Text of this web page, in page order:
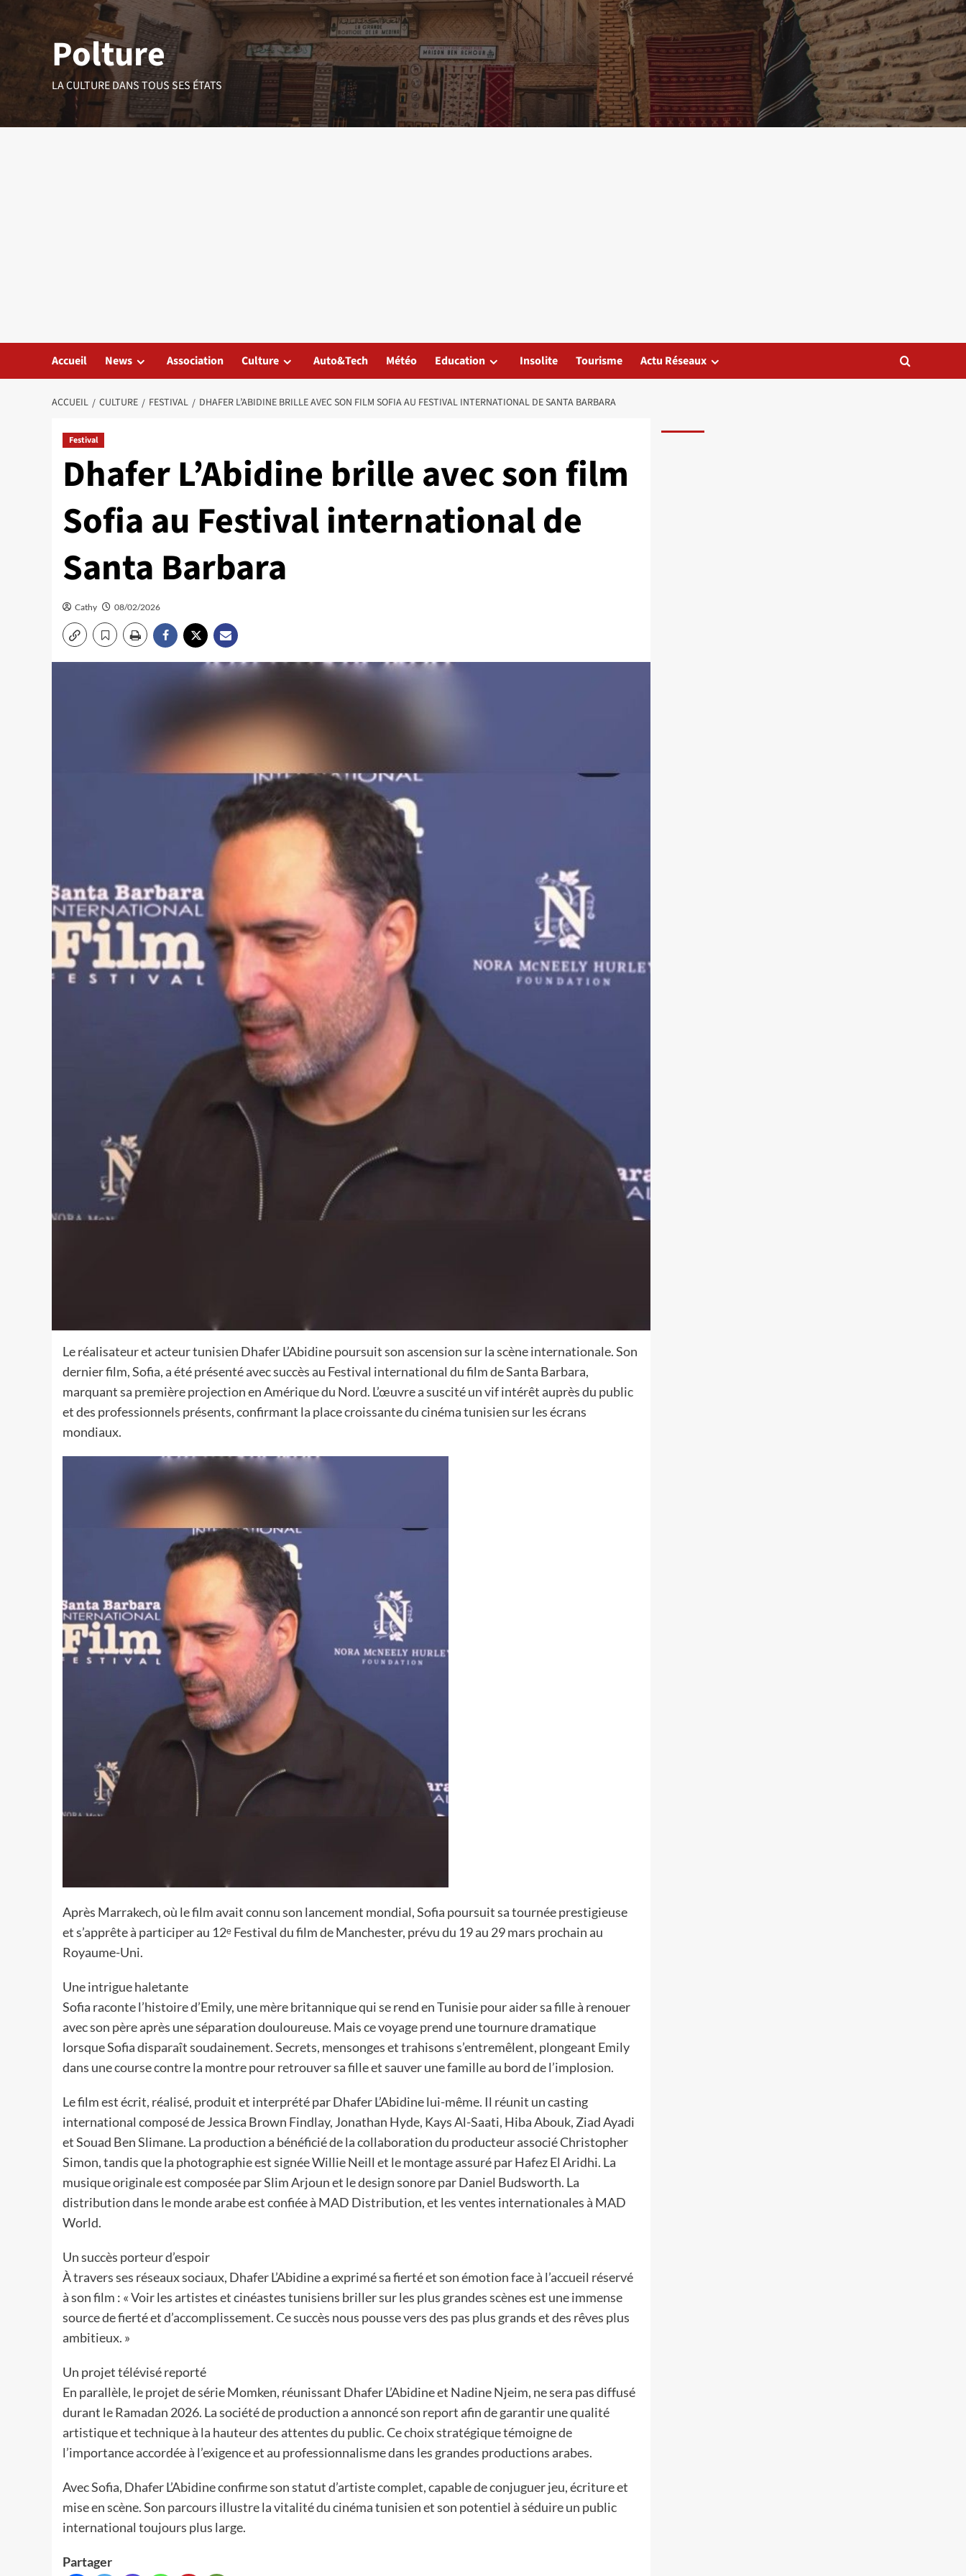
Polture
LA CULTURE DANS TOUS SES ÉTATS
Accueil News Association Culture Auto&Tech Météo Education Insolite Tourisme Actu Réseaux
ACCUEIL CULTURE FESTIVAL DHAFER L’ABIDINE BRILLE AVEC SON FILM SOFIA AU FESTIVAL INTERNATIONAL DE SANTA BARBARA
Festival
Dhafer L’Abidine brille avec son film
Sofia au Festival international de
Santa Barbara
Cathy 08/02/2026
Le réalisateur et acteur tunisien Dhafer L’Abidine poursuit son ascension sur la scène internationale. Son
dernier film, Sofia, a été présenté avec succès au Festival international du film de Santa Barbara,
marquant sa première projection en Amérique du Nord. L’œuvre a suscité un vif intérêt auprès du public
et des professionnels présents, confirmant la place croissante du cinéma tunisien sur les écrans
mondiaux.
Après Marrakech, où le film avait connu son lancement mondial, Sofia poursuit sa tournée prestigieuse
et s’apprête à participer au 12ᵉ Festival du film de Manchester, prévu du 19 au 29 mars prochain au
Royaume-Uni.
Une intrigue haletante
Sofia raconte l’histoire d’Emily, une mère britannique qui se rend en Tunisie pour aider sa fille à renouer
avec son père après une séparation douloureuse. Mais ce voyage prend une tournure dramatique
lorsque Sofia disparaît soudainement. Secrets, mensonges et trahisons s’entremêlent, plongeant Emily
dans une course contre la montre pour retrouver sa fille et sauver une famille au bord de l’implosion.
Le film est écrit, réalisé, produit et interprété par Dhafer L’Abidine lui-même. Il réunit un casting
international composé de Jessica Brown Findlay, Jonathan Hyde, Kays Al-Saati, Hiba Abouk, Ziad Ayadi
et Souad Ben Slimane. La production a bénéficié de la collaboration du producteur associé Christopher
Simon, tandis que la photographie est signée Willie Neill et le montage assuré par Hafez El Aridhi. La
musique originale est composée par Slim Arjoun et le design sonore par Daniel Budsworth. La
distribution dans le monde arabe est confiée à MAD Distribution, et les ventes internationales à MAD
World.
Un succès porteur d’espoir
À travers ses réseaux sociaux, Dhafer L’Abidine a exprimé sa fierté et son émotion face à l’accueil réservé
à son film : « Voir les artistes et cinéastes tunisiens briller sur les plus grandes scènes est une immense
source de fierté et d’accomplissement. Ce succès nous pousse vers des pas plus grands et des rêves plus
ambitieux. »
Un projet télévisé reporté
En parallèle, le projet de série Momken, réunissant Dhafer L’Abidine et Nadine Njeim, ne sera pas diffusé
durant le Ramadan 2026. La société de production a annoncé son report afin de garantir une qualité
artistique et technique à la hauteur des attentes du public. Ce choix stratégique témoigne de
l’importance accordée à l’exigence et au professionnalisme dans les grandes productions arabes.
Avec Sofia, Dhafer L’Abidine confirme son statut d’artiste complet, capable de conjuguer jeu, écriture et
mise en scène. Son parcours illustre la vitalité du cinéma tunisien et son potentiel à séduire un public
international toujours plus large.
Partager